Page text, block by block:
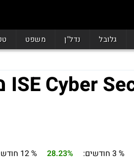
גלובל נדל"ן משפט
% 3 חודשים: 28.23% % 12 חודשים: